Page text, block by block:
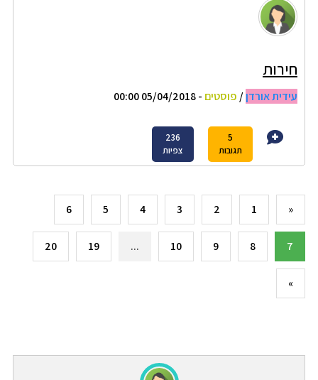
חירות
עידית אורדן/ פוסטים - 05/04/2018 00:00
5
תגובות
236
צפיות
«
1
2
3
4
5
6
7
8
9
10
...
19
20
»